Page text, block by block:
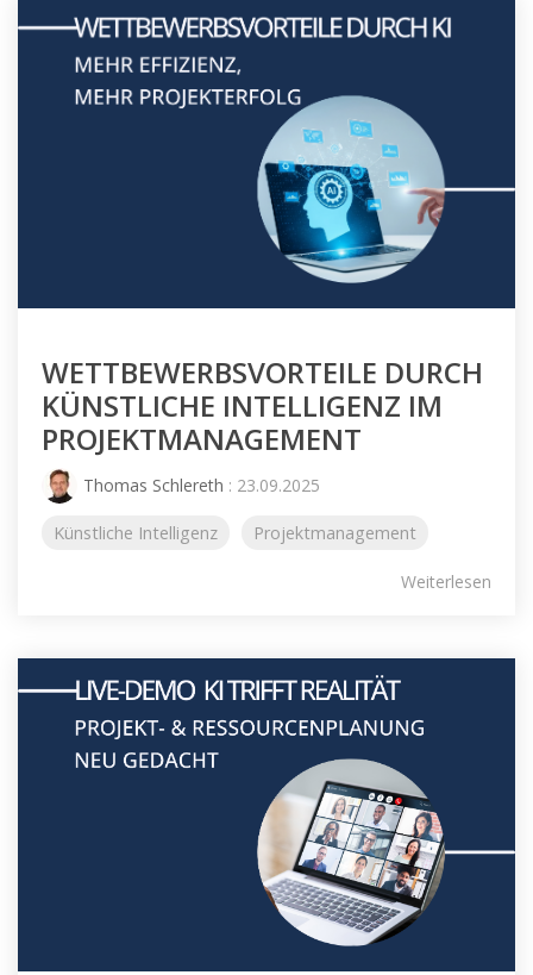
WETTBEWERBSVORTEILE DURCH
KÜNSTLICHE INTELLIGENZ IM
PROJEKTMANAGEMENT
Thomas Schlereth : 23.09.2025
Künstliche Intelligenz Projektmanagement
Weiterlesen